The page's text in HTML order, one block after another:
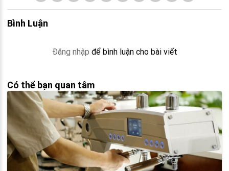
Bình Luận
Đăng nhập để bình luận cho bài viết
Có thể bạn quan tâm